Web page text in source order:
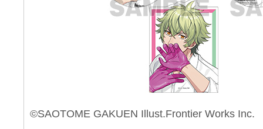
©SAOTOME GAKUEN Illust.Frontier Works Inc.